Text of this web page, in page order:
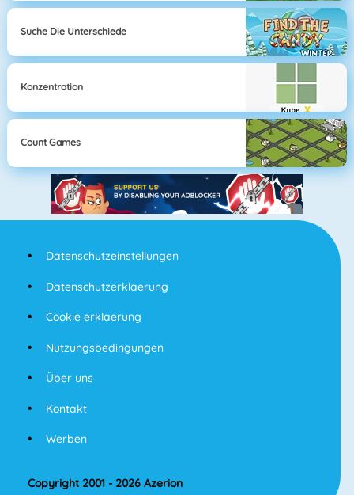
Suche Die Unterschiede
Konzentration
Count Games
Datenschutzeinstellungen
Datenschutzerklaerung
Cookie erklaerung
Nutzungsbedingungen
Über uns
Kontakt
Werben
Copyright 2001 - 2026 Azerion